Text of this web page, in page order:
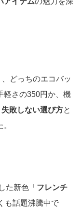
、どっちのエコバッ
軽さの350円か、機
失敗しない選び方と
た新色「 フレンチ
も話題沸騰中で